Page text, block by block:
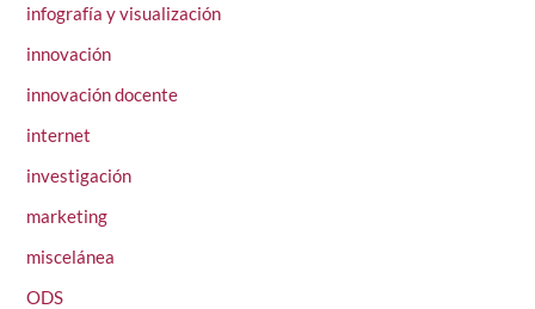
infografía y visualización
innovación
innovación docente
internet
investigación
marketing
miscelánea
ODS